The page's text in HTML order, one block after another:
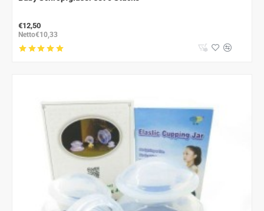
€12,50
Netto€10,33